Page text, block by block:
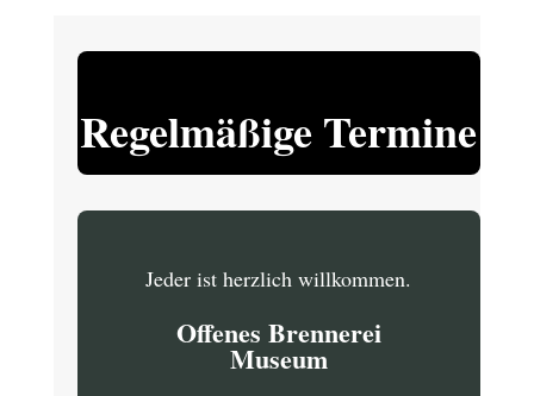
Regelmäßige Termine
Jeder ist herzlich willkommen.
Offenes Brennerei
Museum